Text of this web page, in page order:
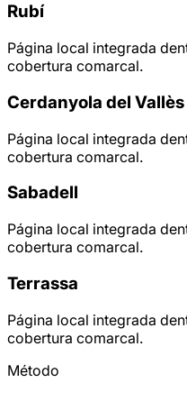
Rubí
Página local integrada
cobertura comarcal.
Cerdanyola del Vallès
Página local integrada
cobertura comarcal.
Sabadell
Página local integrada
cobertura comarcal.
Terrassa
Página local integrada
cobertura comarcal.
Método